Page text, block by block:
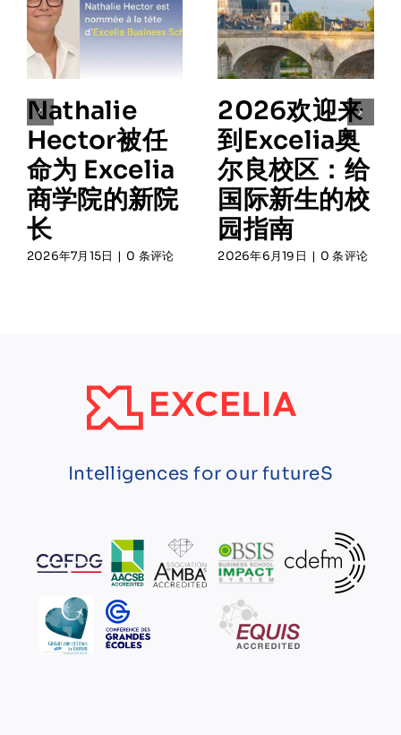
Nathalie
Hector被任
命为 Excelia
商学院的新院
长
2026年7月15日 | 0 条评论
2026欢迎来
到Excelia奥
尔良校区：给
国际新生的校
园指南
2026年6月19日 | 0 条评论
Intelligences for our futureS